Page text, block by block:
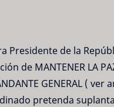
Presidente de la
de MANTENER LA
GENERAL (
pretenda